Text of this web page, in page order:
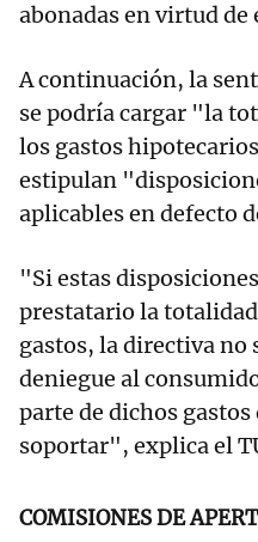
abonadas en virtud de
A continuación, la
se podría cargar "la
los gastos
estipulan
aplicables en defecto
"Si estas
prestatario la
gastos, la directiva no
deniegue al
parte de dichos
soportar", explica el
COMISIONES DE